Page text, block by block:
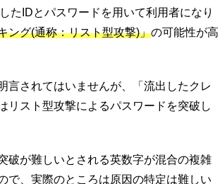
たIDとパスワードを用いて利用者になり
ング(通称：リスト型攻撃)」の可能性が高
言されてはいませんが、「流出したクレ
リスト型攻撃によるパスワードを突破し
破が難しいとされる英数字が混合の複雑
で、実際のところは原因の特定は難しい